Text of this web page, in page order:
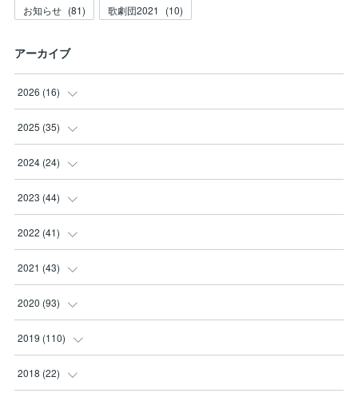
お知らせ (81) 歌劇団2021 (10)
アーカイブ
2026 (16)
(3
(2
(2
(3
2025 (35)
(3
(2
(8
(8
2024 (24)
(3
(3
(2
(3
2023 (44)
(3
(3
(6
(5)
2022 (41)
(1
(2
(4)
(7
2021 (43)
(5
(3)
(10
2020 (93)
(4)
(6
2019 (110)
(6
2018 (22)